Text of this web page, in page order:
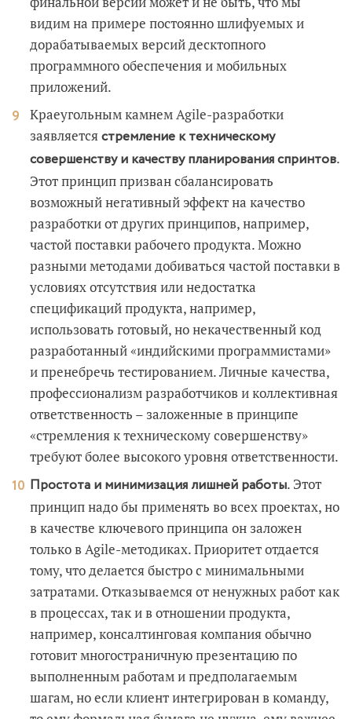
видим на примере постоянно шлифуемых и
дорабатываемых версий десктопного
программного обеспечения и мобильных
приложений.
Краеугольным камнем Agile-разработки
заявляетсястремление к техническому
совершенству и качеству планирования спринтов.
Этот принцип призван сбалансировать
возможный негативный эффект на качество
разработки от других принципов, например,
частой поставки рабочего продукта. Можно
разными методами добиваться частой поставки в
условиях отсутствия или недостатка
спецификаций продукта, например,
использовать готовый, но некачественный код
разработанный «индийскими программистами»
и пренебречь тестированием. Личные качества,
профессионализм разработчиков и коллективная
ответственность – заложенные в принципе
«стремления к техническому совершенству»
требуют более высокого уровня ответственности.
Простота и минимизация лишней работы. Этот
принцип надо бы применять во всех проектах, но
в качестве ключевого принципа он заложен
только в Agile-методиках. Приоритет отдается
тому, что делается быстро с минимальными
затратами. Отказываемся от ненужных работ как
в процессах, так и в отношении продукта,
например, консалтинговая компания обычно
готовит многостраничную презентацию по
выполненным работам и предполагаемым
шагам, но если клиент интегрирован в команду,